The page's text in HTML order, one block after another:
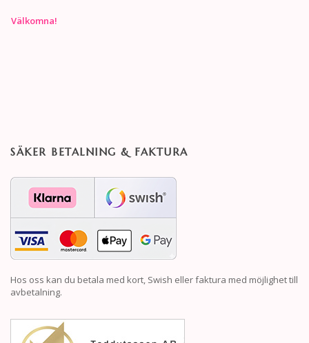
Välkomna!
SÄKER BETALNING & FAKTURA
Hos oss kan du betala med kort, Swish eller faktura med möjlighet till
avbetalning.